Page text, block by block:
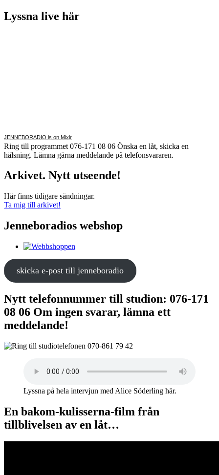
Lyssna live här
JENNEBORADIO is on Mixlr
Ring till programmet 076-171 08 06 Önska en låt, skicka en
hälsning. Lämna gärna meddelande på telefonsvararen.
Arkivet. Nytt utseende!
Här finns tidigare sändningar.
Ta mig till arkivet!
Jenneboradios webshop
skicka e-post till jenneboradio
Nytt telefonnummer till studion: 076-171
08 06 Om ingen svarar, lämna ett
meddelande!
Lyssna på hela intervjun med Alice Söderling här.
En bakom-kulisserna-film från
tillblivelsen av en låt…